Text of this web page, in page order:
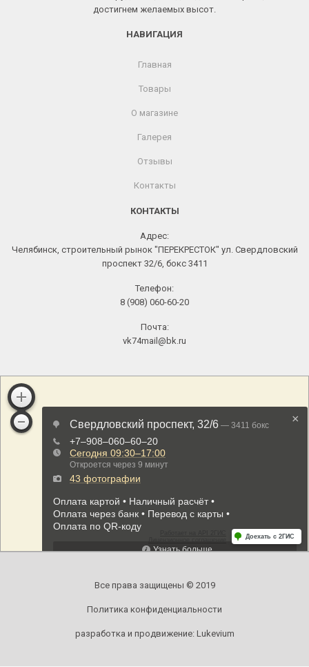
достигнем желаемых высот.
НАВИГАЦИЯ
Главная
Товары
О магазине
Галерея
Отзывы
Контакты
КОНТАКТЫ
Адрес:
Челябинск, строительный рынок "ПЕРЕКРЕСТОК" ул. Свердловский
проспект 32/6, бокс 3411
Телефон:
8 (908) 060-60-20
Почта:
vk74mail@bk.ru
Все права защищены © 2019
Политика конфиденциальности
разработка и продвижение: Lukevium